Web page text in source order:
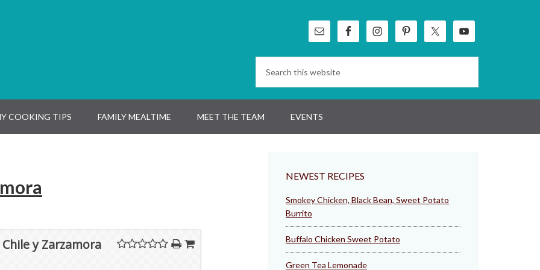
COOKING TIPS FAMILY MEALTIME MEET THE TEAM EVENTS
y Zarzamora
NEWEST RECIPES
Smokey Chicken, Black Bean, Sweet Potato
Burrito
Buffalo Chicken Sweet Potato
Green Tea Lemonade